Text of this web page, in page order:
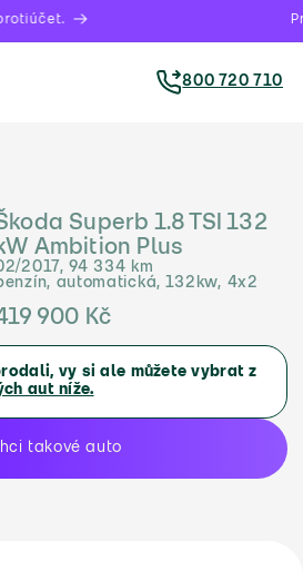
800 720 710
Superb 1.8 TSI 132
Ambition Plus
2017, 94 334 km
automatická, 132kw, 4x2
900 Kč
vy si ale můžete vybrat z
aut níže.
takové auto